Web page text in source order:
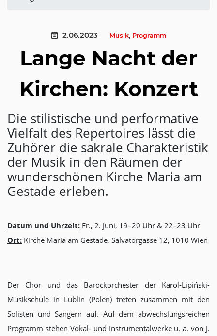
2.06.2023 Musik, Programm
Lange Nacht der
Kirchen: Konzert
Die stilistische und performative
Vielfalt des Repertoires lässt die
Zuhörer die sakrale Charakteristik
der Musik in den Räumen der
wunderschönen Kirche Maria am
Gestade erleben.
Datum und Uhrzeit: Fr., 2. Juni, 19–20 Uhr & 22–23 Uhr
Ort: Kirche Maria am Gestade, Salvatorgasse 12, 1010 Wien
Der Chor und das Barockorchester der Karol-Lipiński-
Musikschule in Lublin (Polen) treten zusammen mit den
Solisten und Sängern auf. Auf dem abwechslungsreichen
Programm stehen Vokal- und Instrumentalwerke u. a. von J.